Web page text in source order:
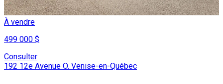
À vendre
499 000 $
Consulter
192 12e Avenue O. Venise-en-Québec